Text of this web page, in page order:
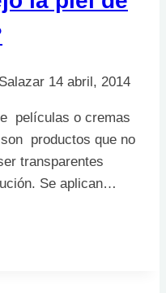
14 abril, 2014
películas o cremas
productos que no
transparentes
Se aplican…